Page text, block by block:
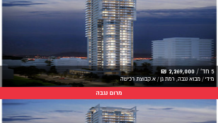
5 חד' / 2,269,000 ₪
מידי / מבוא נגבה, רמת גן / א.קבוצת רכישה
מרום נגבה